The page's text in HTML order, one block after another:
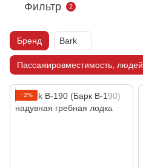
Фильтр 2
Бренд Bark
Пассажировместимость, людей
−2%